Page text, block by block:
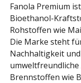
Fanola Premium
Bioethanol-
Rohstoffen wie
Die Marke steht
Nachhaltigkeit
Brennstoffen wie